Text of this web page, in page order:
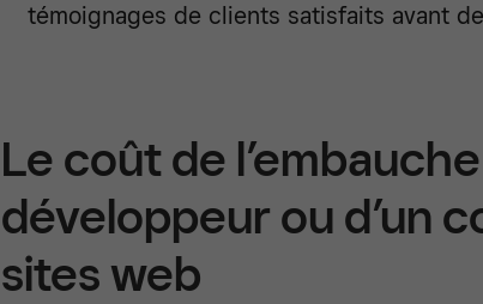
témoignages de clients satisfaits avant
Le coût de l’embauche
développeur ou d’un
sites web